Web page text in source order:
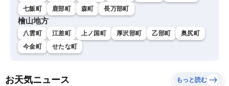
七飯町
鹿部町 森町 長万部町
檜山地方
八雲町 江差町 上ノ国町 厚沢部町 乙部町
奥尻町
今金町
せたな町
お天気ニュース もっと読む